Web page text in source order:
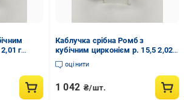
г
Каблучка срібна Ромб з
кубічним цирконієм р. 15,5 2,02 г
(3037887821)
оцінити
1 042 ₴/шт.